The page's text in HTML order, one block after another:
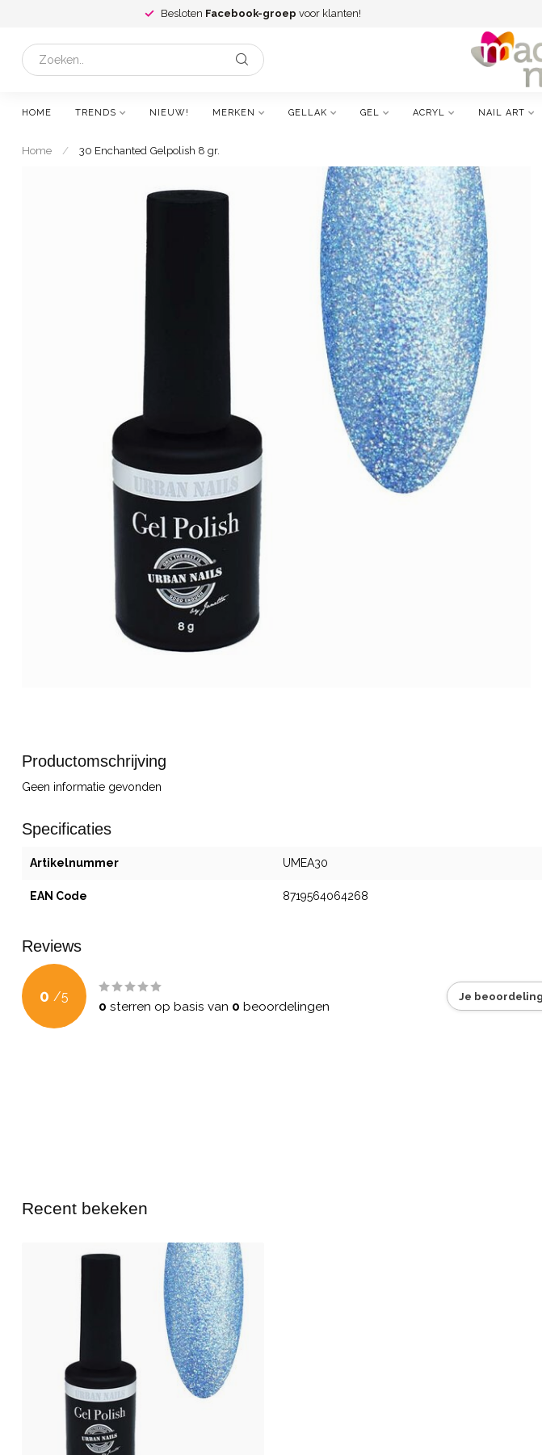
Besloten Facebook-groep voor klanten!
HOME TRENDS NIEUW! MERKEN GELLAK GEL ACRYL NAIL ART
Home / 30 Enchanted Gelpolish 8 gr.
Productomschrijving
Geen informatie gevonden
Specificaties
Artikelnummer UMEA30
EAN Code 8719564064268
Reviews
0 /5
0 sterren op basis van 0 beoordelingen
Je
Recent bekeken